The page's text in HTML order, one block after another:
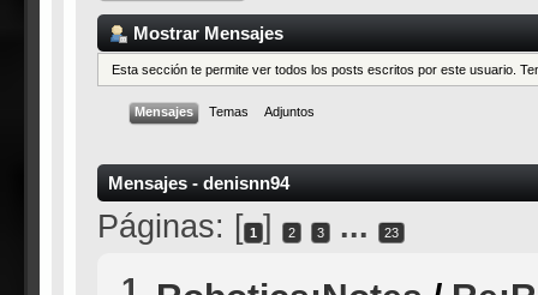
Mostrar Mensajes
Esta sección te permite ver todos los posts escritos por este usuario.
Mensajes Temas Adjuntos
Mensajes - denisnn94
Páginas: [ 1 ] 2 3 ... 23